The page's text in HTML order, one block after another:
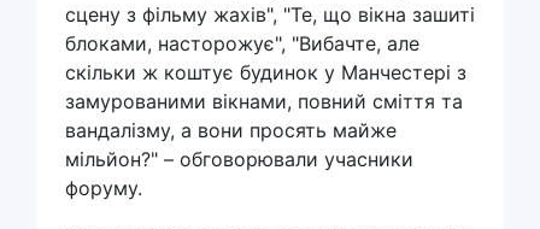
сцену з фільму жахів", "Те, що вікна зашиті
блоками, насторожує", "Вибачте, але
скільки ж коштує будинок у Манчестері з
замурованими вікнами, повний сміття та
вандалізму, а вони просять майже
мільйон?" – обговорювали учасники
форуму.